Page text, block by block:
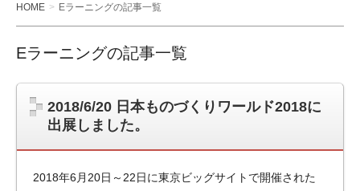
HOME Eラーニングの記事一覧
Eラーニングの記事一覧
2018/6/20 日本ものづくりワールド2018に
出展しました。
2018年6月20日～22日に東京ビッグサイトで開催された